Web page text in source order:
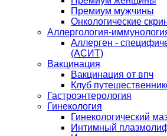
Премиум мужчины
Онкологические
Аллергология-
Аллерген -
(АСИТ)
Вакцинация
Вакцинация от впч
Клуб
Гастроэнтерология
Гинекология
Гинекологический
Интимный